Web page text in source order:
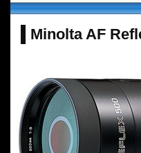
Minolta AF